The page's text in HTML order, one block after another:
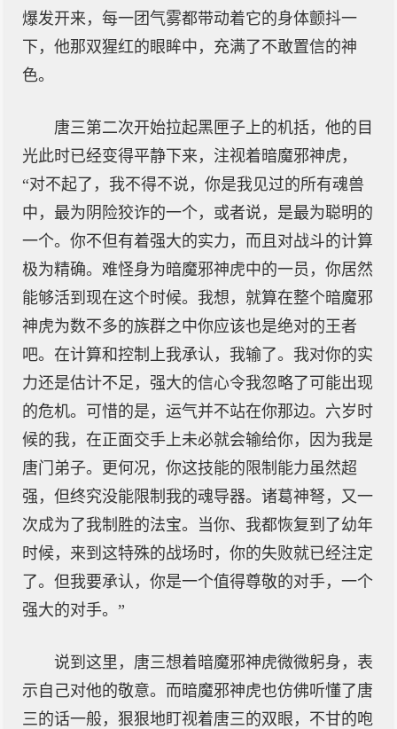
爆发开来，每一团气雾都带动着它的身体颤抖一
下，他那双猩红的眼眸中，充满了不敢置信的神
色。
唐三第二次开始拉起黑匣子上的机括，他的目
光此时已经变得平静下来，注视着暗魔邪神虎，
“对不起了，我不得不说，你是我见过的所有魂兽
中，最为阴险狡诈的一个，或者说，是最为聪明的
一个。你不但有着强大的实力，而且对战斗的计算
极为精确。难怪身为暗魔邪神虎中的一员，你居然
能够活到现在这个时候。我想，就算在整个暗魔邪
神虎为数不多的族群之中你应该也是绝对的王者
吧。在计算和控制上我承认，我输了。我对你的实
力还是估计不足，强大的信心令我忽略了可能出现
的危机。可惜的是，运气并不站在你那边。六岁时
候的我，在正面交手上未必就会输给你，因为我是
唐门弟子。更何况，你这技能的限制能力虽然超
强，但终究没能限制我的魂导器。诸葛神弩，又一
次成为了我制胜的法宝。当你、我都恢复到了幼年
时候，来到这特殊的战场时，你的失败就已经注定
了。但我要承认，你是一个值得尊敬的对手，一个
强大的对手。”
说到这里，唐三想着暗魔邪神虎微微躬身，表
示自己对他的敬意。而暗魔邪神虎也仿佛听懂了唐
三的话一般，狠狠地盯视着唐三的双眼，不甘的咆